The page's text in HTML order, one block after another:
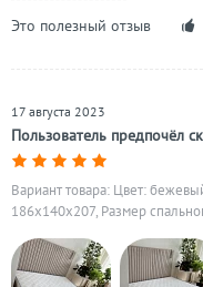
Это полезный отзыв
Пользователь предпочёл
17 августа 2023
Вариант товара: Цвет:
186x140x207, Размер